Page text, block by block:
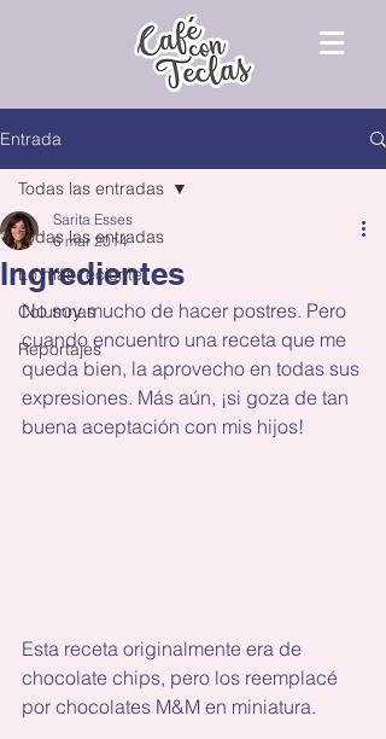
Entrada
Todas las entradas
Lo más reciente
Columnas
Reportajes
Todas las entradas
Ingredientes
Sarita Esses
6 mar 2014
No soy mucho de hacer postres. Pero
cuando encuentro una receta que me
queda bien, la aprovecho en todas sus
expresiones. Más aún, ¡si goza de tan
buena aceptación con mis hijos!
Esta receta originalmente era de
chocolate chips, pero los reemplacé
por chocolates M&M en miniatura.